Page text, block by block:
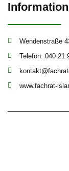
Information
Wendenstraße
Telefon: 040 21
www.fachrat-